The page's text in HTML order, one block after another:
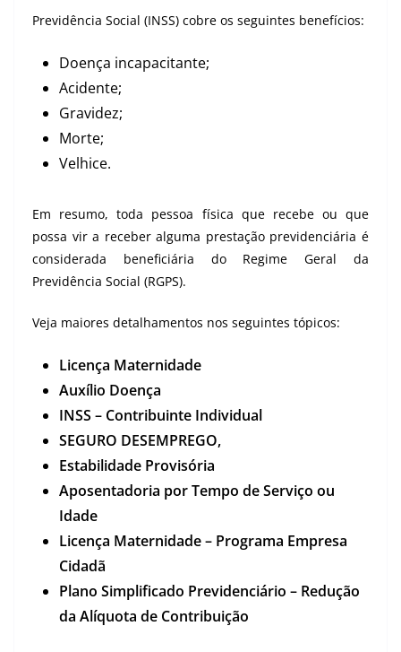
Previdência Social (INSS) cobre os seguintes benefícios:
Doença incapacitante;
Acidente;
Gravidez;
Morte;
Velhice.
Em resumo, toda pessoa física que recebe ou que
possa vir a receber alguma prestação previdenciária é
considerada beneficiária do Regime Geral da
Previdência Social (RGPS).
Veja maiores detalhamentos nos seguintes tópicos:
Licença Maternidade
Auxílio Doença
INSS – Contribuinte Individual
SEGURO DESEMPREGO,
Estabilidade Provisória
Aposentadoria por Tempo de Serviço ou
Idade
Licença Maternidade – Programa Empresa
Cidadã
Plano Simplificado Previdenciário – Redução
da Alíquota de Contribuição